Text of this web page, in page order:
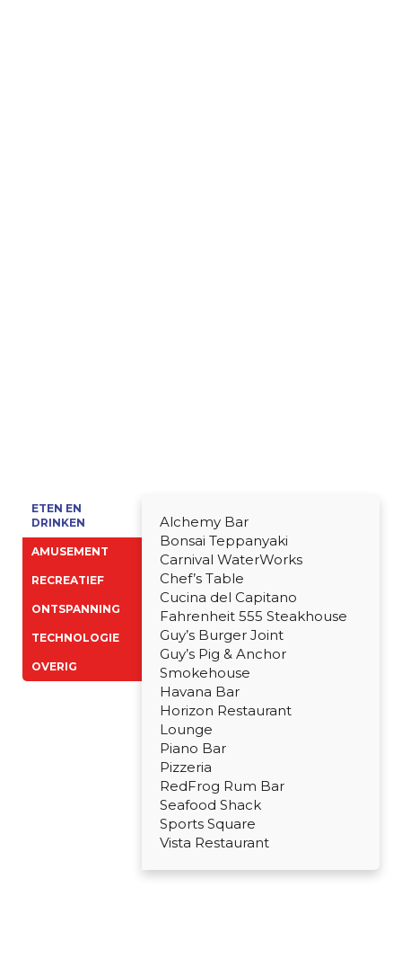
ETEN EN
DRINKEN
AMUSEMENT
RECREATIEF
ONTSPANNING
TECHNOLOGIE
OVERIG
Alchemy Bar
Bonsai Teppanyaki
Carnival WaterWorks
Chef’s Table
Cucina del Capitano
Fahrenheit 555 Steakhouse
Guy’s Burger Joint
Guy’s Pig & Anchor
Smokehouse
Havana Bar
Horizon Restaurant
Lounge
Piano Bar
Pizzeria
RedFrog Rum Bar
Seafood Shack
Sports Square
Vista Restaurant